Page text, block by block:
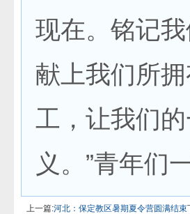
现在。铭记我
献上我们所
工，让我们
义。”青年们
上一篇:河北：保定教区暑期夏令营圆满结束